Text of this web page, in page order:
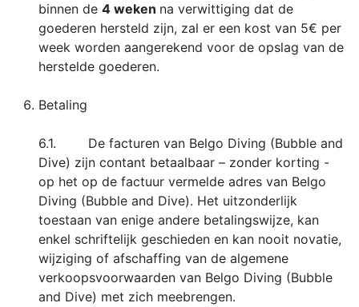
binnen de 4 weken na verwittiging dat de
goederen hersteld zijn, zal er een kost van 5€ per
week worden aangerekend voor de opslag van de
herstelde goederen.
Betaling
6.1. De facturen van Belgo Diving (Bubble and
Dive) zijn contant betaalbaar – zonder korting -
op het op de factuur vermelde adres van Belgo
Diving (Bubble and Dive). Het uitzonderlijk
toestaan van enige andere betalingswijze, kan
enkel schriftelijk geschieden en kan nooit novatie,
wijziging of afschaffing van de algemene
verkoopsvoorwaarden van Belgo Diving (Bubble
and Dive) met zich meebrengen.